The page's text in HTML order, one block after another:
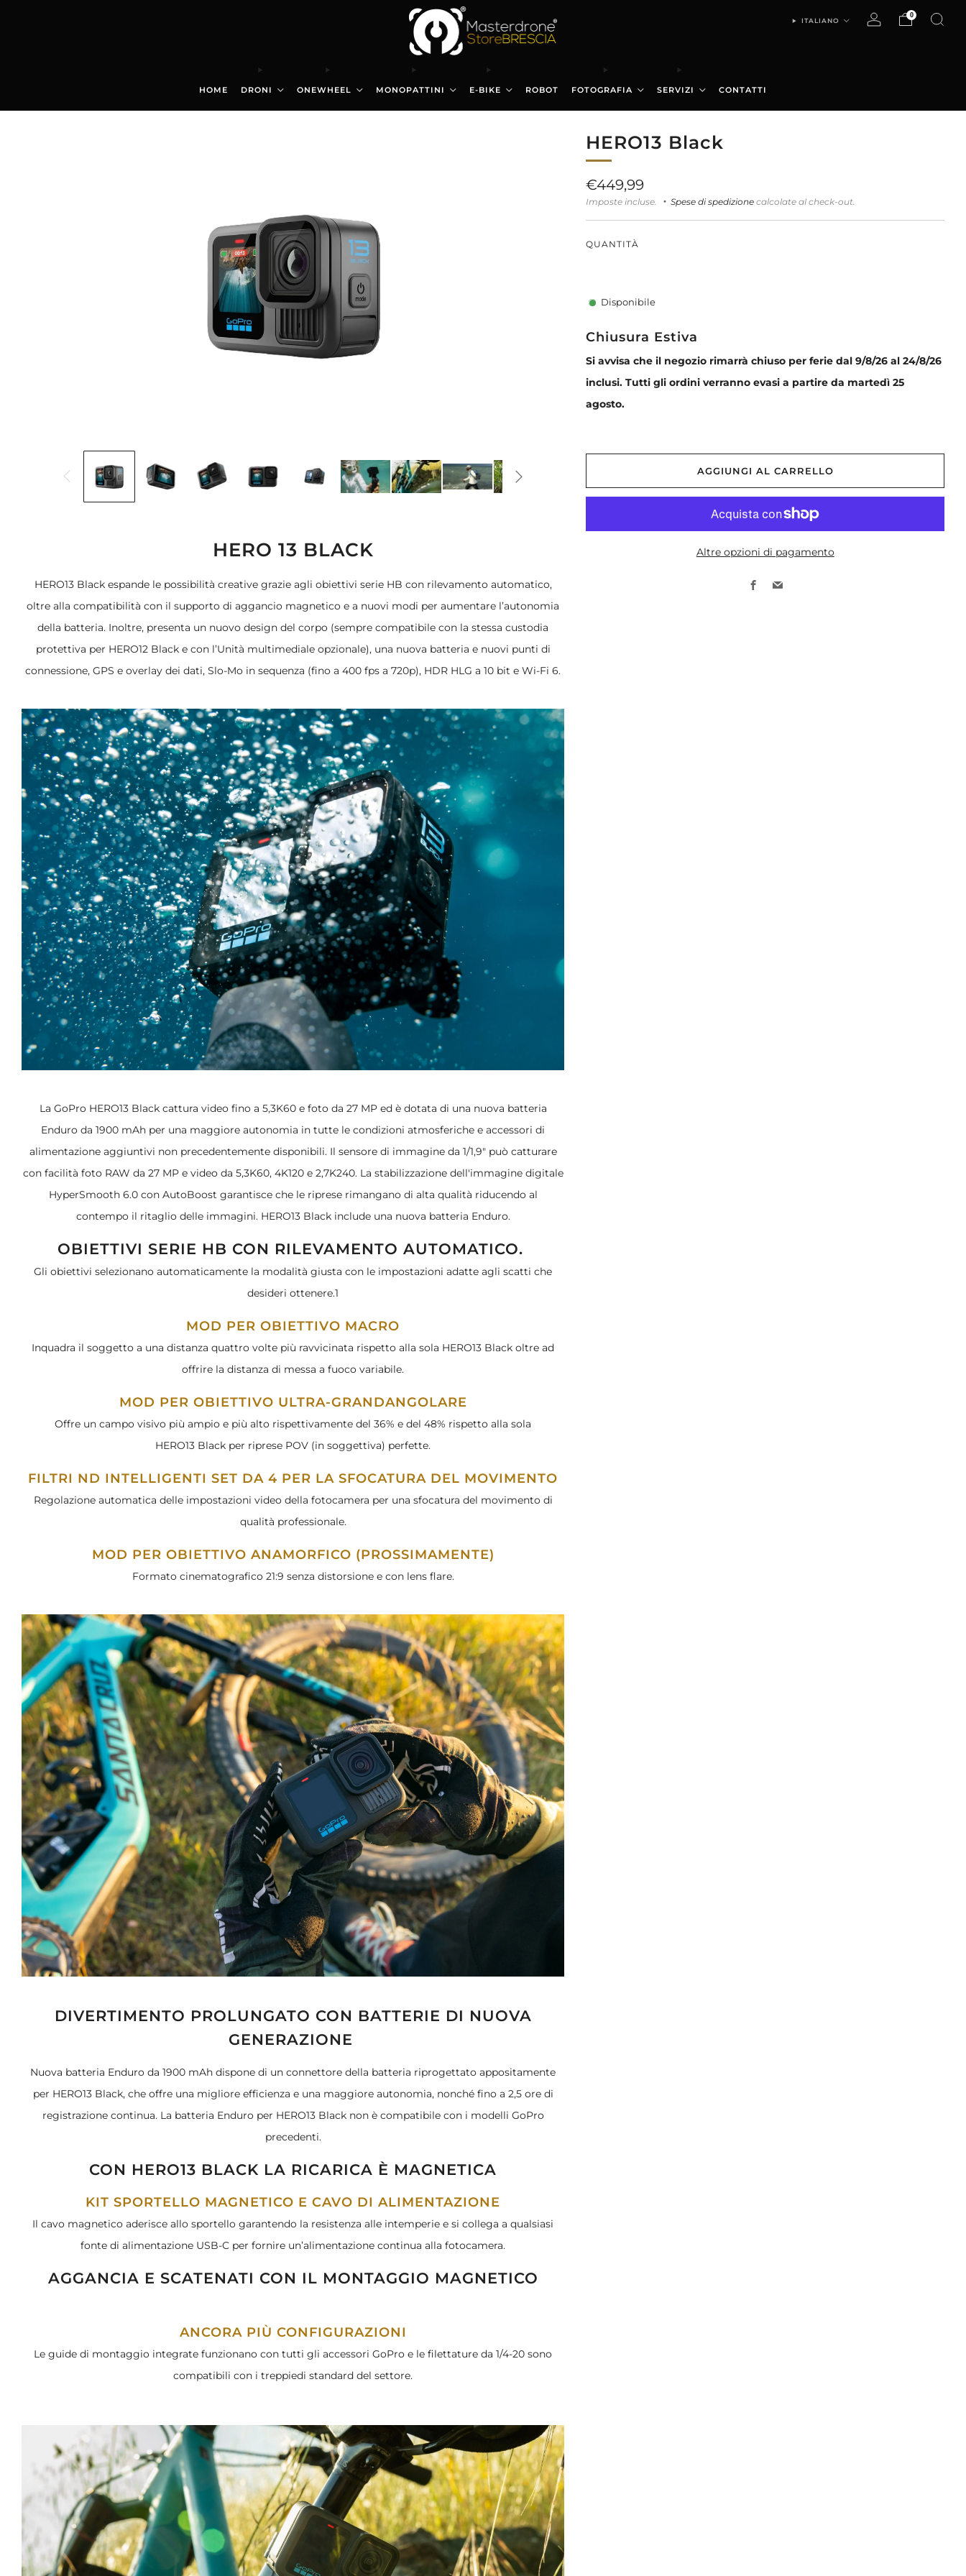
HOME DRONI ONEWHEEL MONOPATTINI E-BIKE ROBOT FOTOGRAFIA SERVIZI CONTATTI
ITALIANO
0
HERO13 Black
Prezzo
di
listino
€449,99
Imposte incluse. Spese di spedizione calcolate al check-out.
QUANTITÀ
Disponibile
Chiusura Estiva
Si avvisa che il negozio rimarrà chiuso per ferie dal 9/8/26 al 24/8/26
inclusi. Tutti gli ordini verranno evasi a partire da martedì 25
agosto.
AGGIUNGI AL CARRELLO
Altre opzioni di pagamento
Facebook
Email
HERO 13 BLACK
HERO13 Black espande le possibilità creative grazie agli obiettivi serie HB con rilevamento automatico,
oltre alla compatibilità con il supporto di aggancio magnetico e a nuovi modi per aumentare l’autonomia
della batteria. Inoltre, presenta un nuovo design del corpo (sempre compatibile con la stessa custodia
protettiva per HERO12 Black e con l’Unità multimediale opzionale), una nuova batteria e nuovi punti di
connessione, GPS e overlay dei dati, Slo-Mo in sequenza (fino a 400 fps a 720p), HDR HLG a 10 bit e Wi-Fi 6.
La GoPro HERO13 Black cattura video fino a 5,3K60 e foto da 27 MP ed è dotata di una nuova batteria
Enduro da 1900 mAh per una maggiore autonomia in tutte le condizioni atmosferiche e accessori di
alimentazione aggiuntivi non precedentemente disponibili. Il sensore di immagine da 1/1,9" può catturare
con facilità foto RAW da 27 MP e video da 5,3K60, 4K120 e 2,7K240. La stabilizzazione dell'immagine digitale
HyperSmooth 6.0 con AutoBoost garantisce che le riprese rimangano di alta qualità riducendo al
contempo il ritaglio delle immagini. HERO13 Black include una nuova batteria Enduro.
OBIETTIVI SERIE HB CON RILEVAMENTO AUTOMATICO.
Gli obiettivi selezionano automaticamente la modalità giusta con le impostazioni adatte agli scatti che
desideri ottenere.1
MOD PER OBIETTIVO MACRO
Inquadra il soggetto a una distanza quattro volte più ravvicinata rispetto alla sola HERO13 Black oltre ad
offrire la distanza di messa a fuoco variabile.
MOD PER OBIETTIVO ULTRA-GRANDANGOLARE
Offre un campo visivo più ampio e più alto rispettivamente del 36% e del 48% rispetto alla sola
HERO13 Black per riprese POV (in soggettiva) perfette.
FILTRI ND INTELLIGENTI SET DA 4 PER LA SFOCATURA DEL MOVIMENTO
Regolazione automatica delle impostazioni video della fotocamera per una sfocatura del movimento di
qualità professionale.
MOD PER OBIETTIVO ANAMORFICO (PROSSIMAMENTE)
Formato cinematografico 21:9 senza distorsione e con lens flare.
DIVERTIMENTO PROLUNGATO CON BATTERIE DI NUOVA
GENERAZIONE
Nuova batteria Enduro da 1900 mAh dispone di un connettore della batteria riprogettato appositamente
per HERO13 Black, che offre una migliore efficienza e una maggiore autonomia, nonché fino a 2,5 ore di
registrazione continua. La batteria Enduro per HERO13 Black non è compatibile con i modelli GoPro
precedenti.
CON HERO13 BLACK LA RICARICA È MAGNETICA
KIT SPORTELLO MAGNETICO E CAVO DI ALIMENTAZIONE
Il cavo magnetico aderisce allo sportello garantendo la resistenza alle intemperie e si collega a qualsiasi
fonte di alimentazione USB-C per fornire un’alimentazione continua alla fotocamera.
AGGANCIA E SCATENATI CON IL MONTAGGIO MAGNETICO
ANCORA PIÙ CONFIGURAZIONI
Le guide di montaggio integrate funzionano con tutti gli accessori GoPro e le filettature da 1/4-20 sono
compatibili con i treppiedi standard del settore.